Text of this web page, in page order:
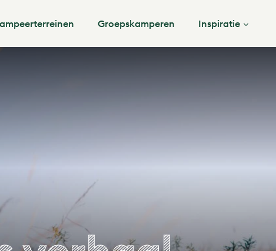
Groepskamperen Inspiratie